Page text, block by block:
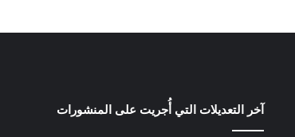
آخر التعديلات التي أُجريت على المنشورات